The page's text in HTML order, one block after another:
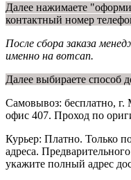
Далее нажимаете
контактный номер
После сбора заказа
именно на вотсап.
Далее выбираете способ
Самовывоз: бесплатно, г.
офис 407. Проход по
Курьер: Платно. Только
адреса.
укажите полный адрес